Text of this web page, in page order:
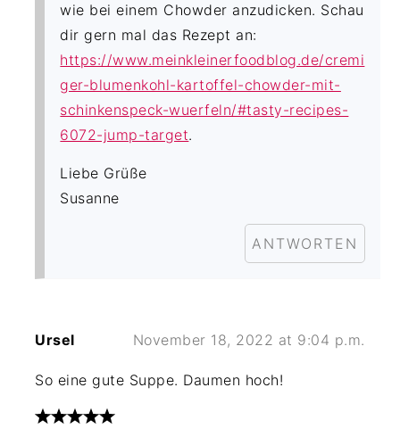
wie bei einem Chowder anzudicken. Schau
dir gern mal das Rezept an:
https://www.meinkleinerfoodblog.de/cremi
ger-blumenkohl-kartoffel-chowder-mit-
schinkenspeck-wuerfeln/#tasty-recipes-
6072-jump-target.
Liebe Grüße
Susanne
ANTWORTEN
Ursel November 18, 2022 at 9:04 p.m.
So eine gute Suppe. Daumen hoch!